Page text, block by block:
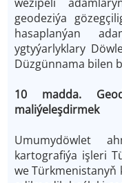
geodeziýa
hasaplanýan
ygtyýarlyklary
Düzgünnama bilen
10 madda.
maliýeleşdirmek
Umumydöwlet
kartografiýa işleri
we Türkmenistanyň